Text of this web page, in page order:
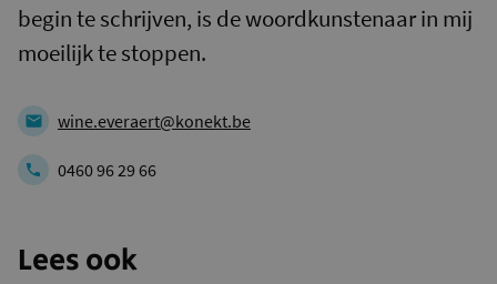
begin te schrijven, is de woordkunstenaar in mij
moeilijk te stoppen.
wine.everaert@konekt.be
0460 96 29 66
Lees ook